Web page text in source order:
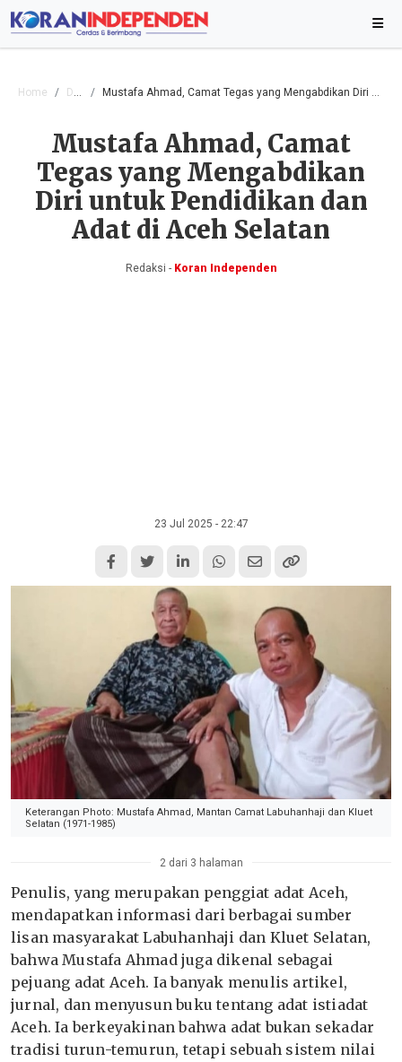
Home Daerah Mustafa Ahmad, Camat Tegas yang Mengabdikan Diri untuk Pendidikan dan Adat di Aceh Selatan
Mustafa Ahmad, Camat
Tegas yang Mengabdikan
Diri untuk Pendidikan dan
Adat di Aceh Selatan
Redaksi -Koran Independen
23 Jul 2025 - 22:47
Keterangan Photo: Mustafa Ahmad, Mantan Camat Labuhanhaji dan Kluet
Selatan (1971-1985)
2 dari 3 halaman
Penulis, yang merupakan penggiat adat Aceh,
mendapatkan informasi dari berbagai sumber
lisan masyarakat Labuhanhaji dan Kluet Selatan,
bahwa Mustafa Ahmad juga dikenal sebagai
pejuang adat Aceh. Ia banyak menulis artikel,
jurnal, dan menyusun buku tentang adat istiadat
Aceh. Ia berkeyakinan bahwa adat bukan sekadar
tradisi turun-temurun, tetapi sebuah sistem nilai